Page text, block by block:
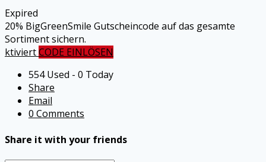
Expired
20% BigGreenSmile Gutscheincode auf das gesamte
Sortiment sichern.
ktiviertCODE EINLÖSEN
554 Used - 0 Today
Share
Email
0 Comments
Share it with your friends